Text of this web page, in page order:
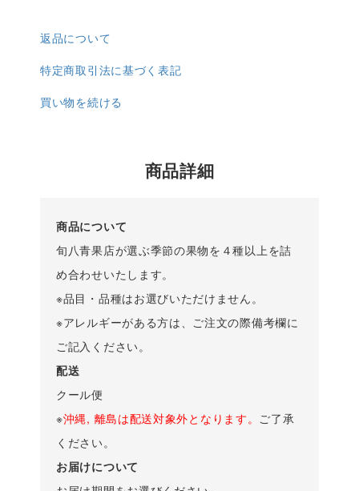
返品について
特定商取引法に基づく表記
買い物を続ける
商品詳細
商品について
旬八青果店が選ぶ季節の果物を４種以上を詰
め合わせいたします。
※品目・品種はお選びいただけません。
※アレルギーがある方は、ご注文の際備考欄に
ご記入ください。
配送
クール便
※沖縄, 離島は配送対象外となります。 ご了承
ください。
お届けについて